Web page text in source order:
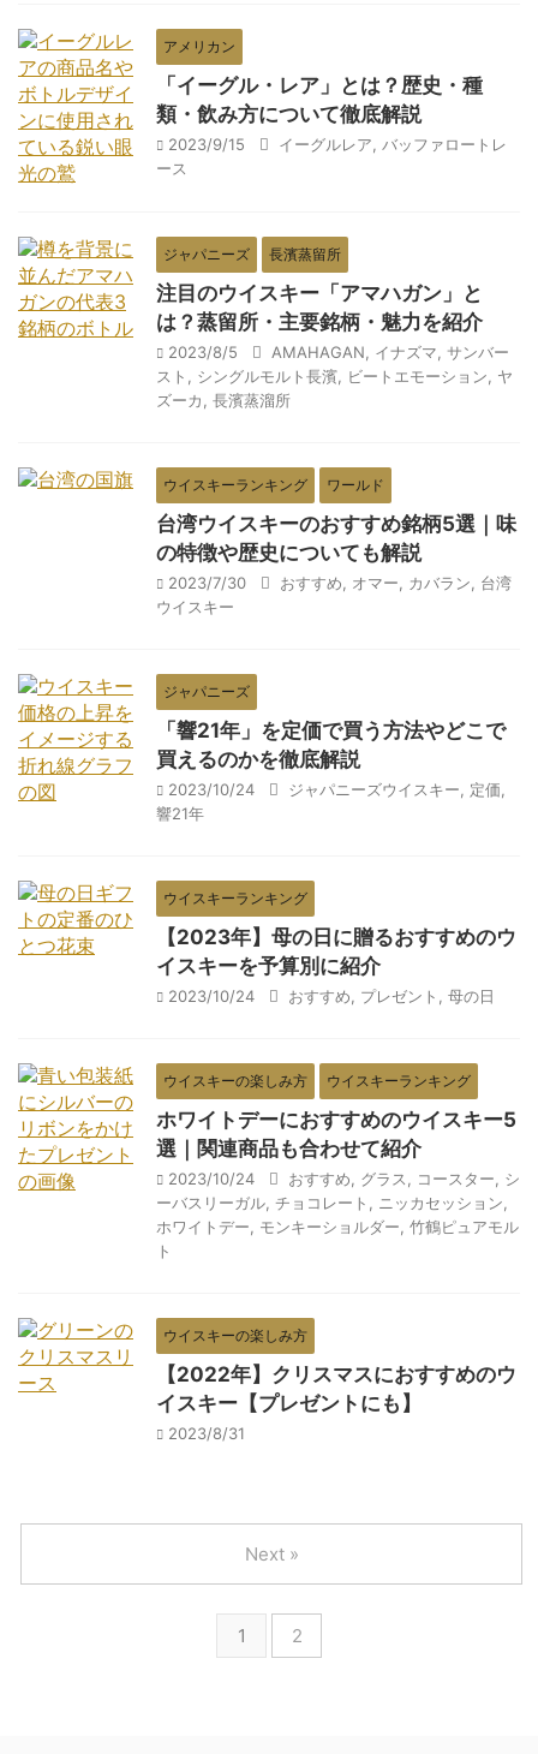
アメリカン
「イーグル・レア」とは？歴史・種
類・飲み方について徹底解説
2023/9/15 イーグルレア
バッファロートレ
ース
ジャパニーズ 長濱蒸留所
注目のウイスキー「アマハガン」と
は？蒸留所・主要銘柄・魅力を紹介
2023/8/5 AMAHAGAN イナズマ サンバー
スト
シングルモルト長濱 ビートエモーション
ヤ
ズーカ
長濱蒸溜所
ウイスキーランキング ワールド
台湾ウイスキーのおすすめ銘柄5選｜味
の特徴や歴史についても解説
2023/7/30 おすすめ オマー カバラン
台湾
ウイスキー
ジャパニーズ
「響21年」を定価で買う方法やどこで
買えるのかを徹底解説
2023/10/24 ジャパニーズウイスキー 定価
響21年
ウイスキーランキング
【2023年】母の日に贈るおすすめのウ
イスキーを予算別に紹介
2023/10/24 おすすめ プレゼント 母の日
ウイスキーの楽しみ方 ウイスキーランキング
ホワイトデーにおすすめのウイスキー5
選｜関連商品も合わせて紹介
2023/10/24 おすすめ グラス コースター
シ
ーバスリーガル チョコレート ニッカセッション
ホワイトデー
モンキーショルダー 竹鶴ピュアモル
ト
ウイスキーの楽しみ方
【2022年】クリスマスにおすすめのウ
イスキー【プレゼントにも】
2023/8/31
1 2
Next »